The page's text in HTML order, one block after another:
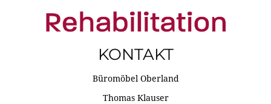
KONTAKT
Büromöbel Oberland
Thomas Klauser